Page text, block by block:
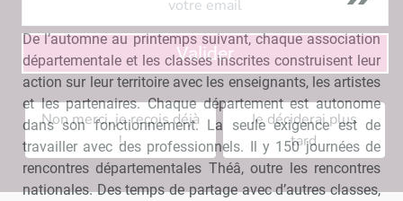
De l’automne au printemps suivant, chaque association
départementale et les classes inscrites construisent leur
action sur leur territoire avec les enseignants, les artistes
et les partenaires. Chaque département est autonome
dans son fonctionnement. La seule exigence est de
travailler avec des professionnels. Il y 150 journées de
rencontres départementales Théâ, outre les rencontres
nationales. Des temps de partage avec d’autres classes,
Valider
Non merci, je reçois déjà
!
Je déciderai plus
tard